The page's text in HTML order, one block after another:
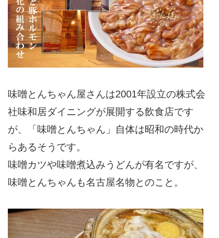
味噌とんちゃん屋さんは2001年設立の株式会
社味和居ダイニングが展開する飲食店です
が、「味噌とんちゃん」自体は昭和の時代か
らあるそうです。
味噌カツや味噌煮込みうどんが有名ですが、
味噌とんちゃんも名古屋名物とのこと。